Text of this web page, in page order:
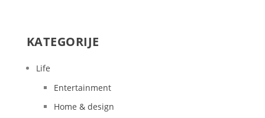
KATEGORIJE
Life
Entertainment
Home & design